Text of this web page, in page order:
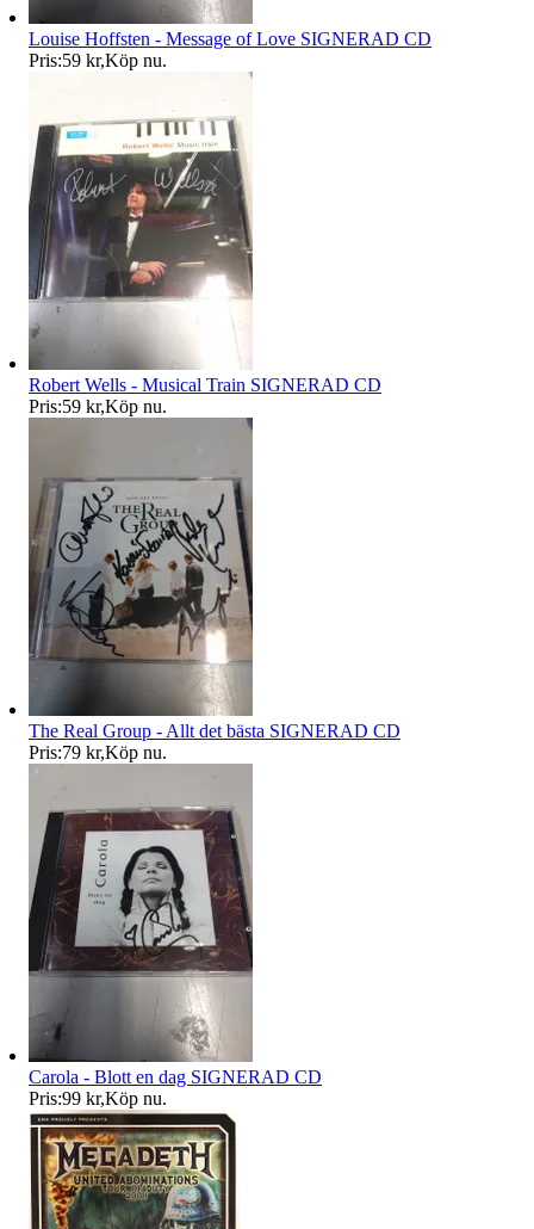
Louise Hoffsten - Message of Love SIGNERAD CD
Pris:59 kr,Köp nu.
Robert Wells - Musical Train SIGNERAD CD
Pris:59 kr,Köp nu.
The Real Group - Allt det bästa SIGNERAD CD
Pris:79 kr,Köp nu.
Carola - Blott en dag SIGNERAD CD
Pris:99 kr,Köp nu.